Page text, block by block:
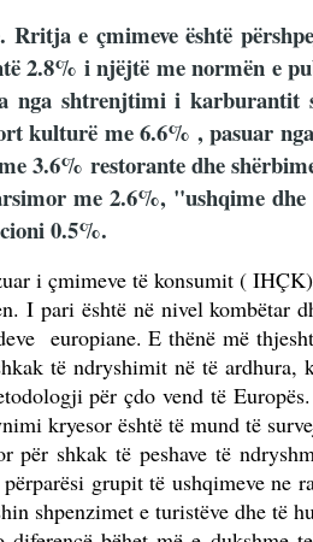
e çmimeve është
2.8% i njëjtë me normën e
shtrenjtimi i karburantit
kulturë me 6.6% , pasuar
3.6% restorante dhe
me 2.6%, "ushqime
0.5%.
i çmimeve të konsumit (
I pari është në nivel kombëtar
europiane. E thënë më
të ndryshimit në të ardhura,
për çdo vend të
kryesor është të mund të
shkak të peshave të
grupit të ushqimeve ne
e turistëve dhe të